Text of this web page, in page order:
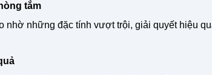
tắm
nhờ những đặc tính vượt trội, giải quyết hiệu